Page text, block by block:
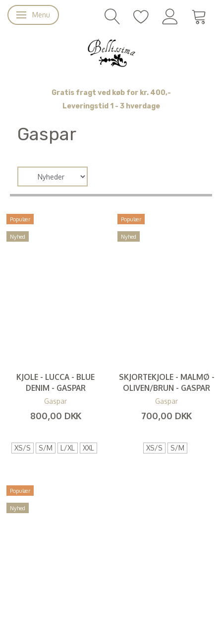
Skifte navigation
Menu
Gratis fragt ved køb for kr. 400,-
Leveringstid 1 - 3 hverdage
Gaspar
Populær
Nyhed
KJOLE - LUCCA - BLUE
DENIM - GASPAR
Gaspar
800,00 DKK
XS/S S/M L/XL XXL
Populær
Nyhed
SKJORTEKJOLE - MALMØ -
OLIVEN/BRUN - GASPAR
Gaspar
700,00 DKK
XS/S S/M
Populær
Nyhed